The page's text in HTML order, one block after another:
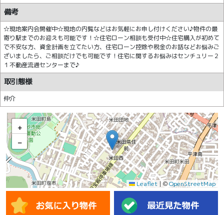
備考
☆現地案内会開催中☆現地の内覧などはお気軽にお申し付けください♪物件の最
寄り駅までのお迎えも可能です！☆住宅ローン相談も受付中☆住宅購入が初めて
で不安な方、資金計画を立てたい方、住宅ローン控除や税金のお話などお悩みご
ざいましたら、ご相談だけでも可能です！住宅に関するお悩みはセンチュリー２
１不動産流通センターまで♪
取引態様
仲介
+
−
Leaflet | ©OpenStreetMap